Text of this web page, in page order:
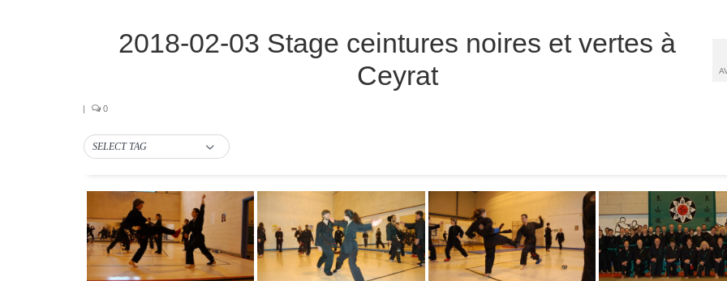
2018-02-03 Stage ceintures noires et vertes à
Ceyrat
| 0
SELECT TAG